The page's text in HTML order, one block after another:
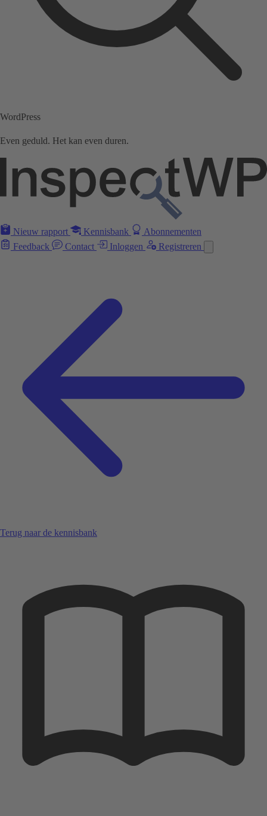
WordPress
Even geduld. Het kan even duren.
Nieuw rapport Kennisbank
Abonnementen
Feedback
Contact Inloggen Registreren
Terug naar de kennisbank